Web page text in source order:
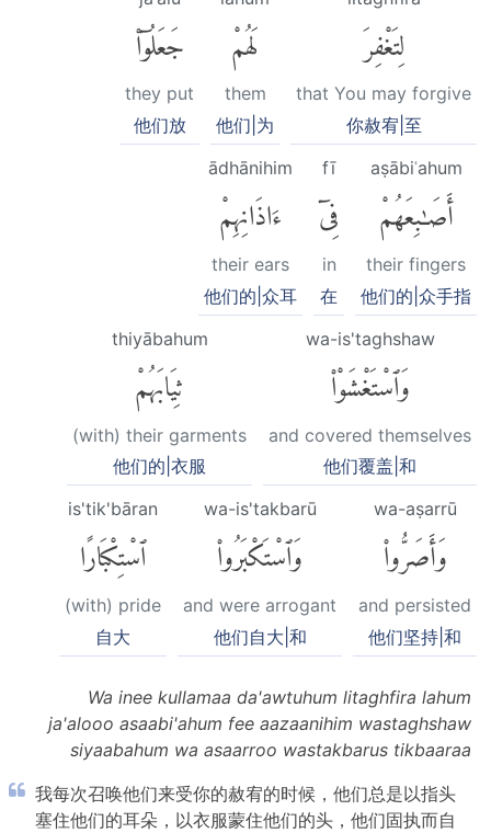
لِتَغْفِرَ
that You may forgive
你赦宥|至
لَهُمْ
them
他们|为
جَعَلُوٓا۟
they put
他们放
aṣābiʿahum
أَصَٰبِعَهُمْ
their fingers
他们的|众手指
fī
فِىٓ
in
在
ādhānihim
ءَاذَانِهِمْ
their ears
他们的|众耳
wa-is'taghshaw
وَٱسْتَغْشَوْا۟
and covered themselves
他们覆盖|和
thiyābahum
ثِيَابَهُمْ
(with) their garments
他们的|衣服
wa-aṣarrū
وَأَصَرُّوا۟
and persisted
他们坚持|和
wa-is'takbarū
وَٱسْتَكْبَرُوا۟
and were arrogant
他们自大|和
is'tik'bāran
ٱسْتِكْبَارًا
(with) pride
自大
Wa inee kullamaa da'awtuhum litaghfira lahum
ja'alooo asaabi'ahum fee aazaanihim wastaghshaw
siyaabahum wa asaarroo wastakbarus tikbaaraa
我每次召唤他们来受你的赦宥的时候，他们总是以指头
塞住他们的耳朵，以衣服蒙住他们的头，他们固执而自